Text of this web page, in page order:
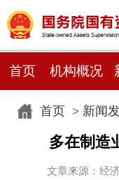
首页 机构概况
首页> 新闻
多在制造
文章来源：经